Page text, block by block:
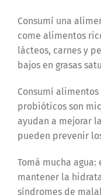
Consumí una
come alimentos
lácteos, carnes y
bajos en grasas
Consumí
probióticos son
ayudan a mejorar
pueden prevenir
Tomá mucha agua:
mantener la
síndromes de